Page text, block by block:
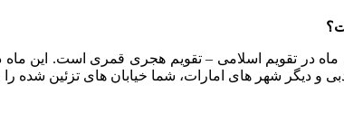
در تقویم اسلامی – تقویم هجری قمری است. این ماه
دیگر شهر های امارات، شما خیابان های تزئین شده را